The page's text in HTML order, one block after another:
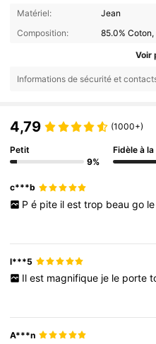
Matériel:
Jean
Composition:
85.0%
Voir
Informations de sécurité et
4,79 (1000+)
Petit
9%
Fidèle à
c***b
P é pite il est trop beau go le
l***5
Il est magnifique je le porte
A***n